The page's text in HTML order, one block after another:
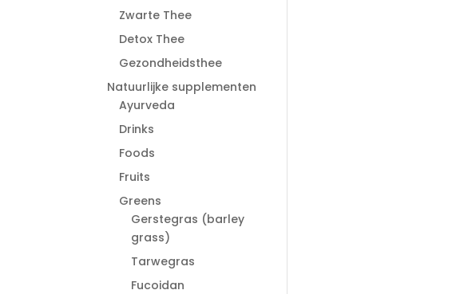
Zwarte Thee
Detox Thee
Gezondheidsthee
Natuurlijke supplementen
Ayurveda
Drinks
Foods
Fruits
Greens
Gerstegras (barley
grass)
Tarwegras
Fucoidan